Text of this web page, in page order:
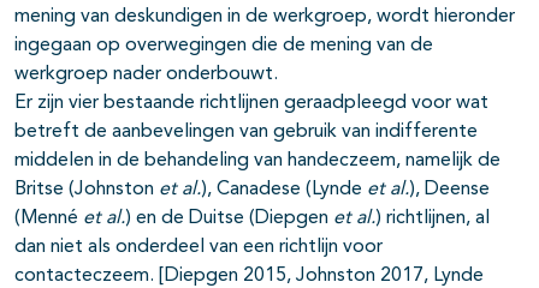
mening van deskundigen in de werkgroep, wordt hieronder
ingegaan op overwegingen die de mening van de
werkgroep nader onderbouwt.
Er zijn vier bestaande richtlijnen geraadpleegd voor wat
betreft de aanbevelingen van gebruik van indifferente
middelen in de behandeling van handeczeem, namelijk de
Britse (Johnston et al.), Canadese (Lynde et al.), Deense
(Menné et al.) en de Duitse (Diepgen et al.) richtlijnen, al
dan niet als onderdeel van een richtlijn voor
contacteczeem. [Diepgen 2015, Johnston 2017, Lynde